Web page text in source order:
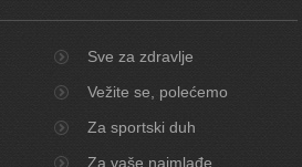
Sve za zdravlje
Vežite se, polećemo
Za sportski duh
Za vaše najmlađe